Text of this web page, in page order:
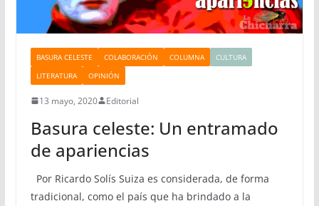
BASURA CELESTE COLABORACIÓN COLUMNA
CULTURA
LITERATURA
OPINIÓN
13 mayo, 2020 Editorial
Basura celeste: Un entramado
de apariencias
Por Ricardo Solís Suiza es considerada, de forma
tradicional, como el país que ha brindado a la